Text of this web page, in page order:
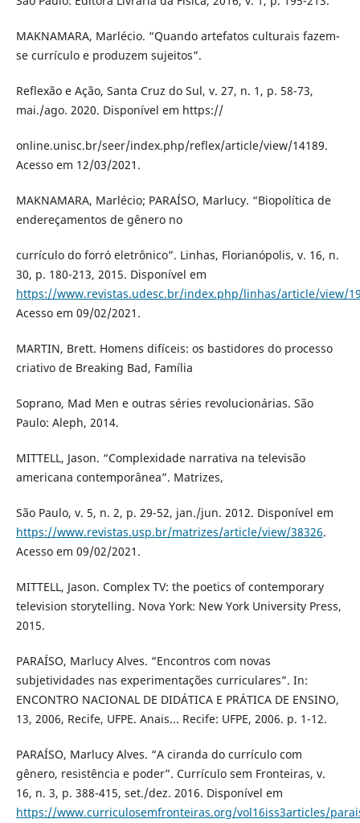
MAKNAMARA, Marlécio. “Quando artefatos culturais fazem-
se currículo e produzem sujeitos”.
Reflexão e Ação, Santa Cruz do Sul, v. 27, n. 1, p. 58-73,
mai./ago. 2020. Disponível em https://
online.unisc.br/seer/index.php/reflex/article/view/14189.
Acesso em 12/03/2021.
MAKNAMARA, Marlécio; PARAÍSO, Marlucy. “Biopolítica de
endereçamentos de gênero no
currículo do forró eletrônico”. Linhas, Florianópolis, v. 16, n.
30, p. 180-213, 2015. Disponível em
https://www.revistas.udesc.br/index.php/linhas/article/view/
Acesso em 09/02/2021.
MARTIN, Brett. Homens difíceis: os bastidores do processo
criativo de Breaking Bad, Família
Soprano, Mad Men e outras séries revolucionárias. São
Paulo: Aleph, 2014.
MITTELL, Jason. “Complexidade narrativa na televisão
americana contemporânea”. Matrizes,
São Paulo, v. 5, n. 2, p. 29-52, jan./jun. 2012. Disponível em
https://www.revistas.usp.br/matrizes/article/view/38326.
Acesso em 09/02/2021.
MITTELL, Jason. Complex TV: the poetics of contemporary
television storytelling. Nova York: New York University Press,
2015.
PARAÍSO, Marlucy Alves. “Encontros com novas
subjetividades nas experimentações curriculares”. In:
ENCONTRO NACIONAL DE DIDÁTICA E PRÁTICA DE ENSINO,
13, 2006, Recife, UFPE. Anais... Recife: UFPE, 2006. p. 1-12.
PARAÍSO, Marlucy Alves. “A ciranda do currículo com
gênero, resistência e poder”. Currículo sem Fronteiras, v.
16, n. 3, p. 388-415, set./dez. 2016. Disponível em
https://www.curriculosemfronteiras.org/vol16iss3articles/